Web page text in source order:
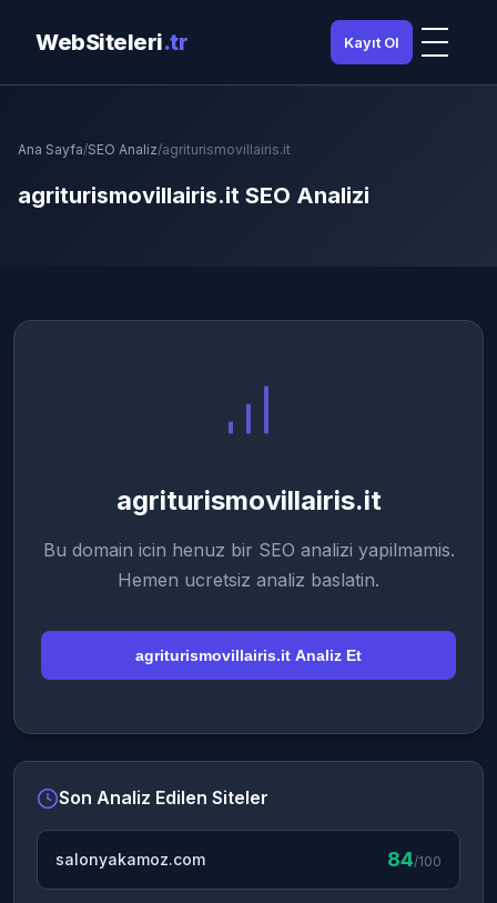
WebSiteleri.tr Kayıt Ol
Ana Sayfa/SEO Analiz/agriturismovillairis.it
agriturismovillairis.it SEO Analizi
agriturismovillairis.it
Bu domain icin henuz bir SEO analizi yapilmamis.
Hemen ucretsiz analiz baslatin.
agriturismovillairis.it Analiz Et
Son Analiz Edilen Siteler
salonyakamoz.com 84/100